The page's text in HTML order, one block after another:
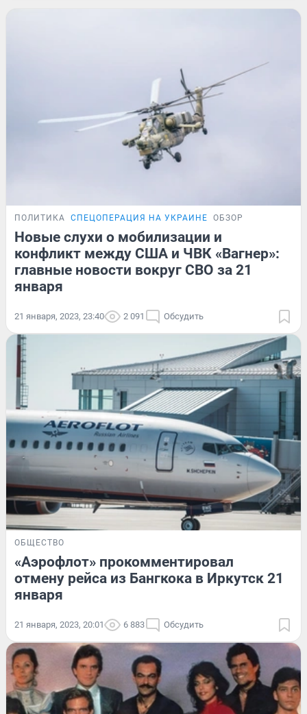
ПОЛИТИКА СПЕЦОПЕРАЦИЯ НА УКРАИНЕ ОБЗОР
Новые слухи о мобилизации и
конфликт между США и ЧВК «Вагнер»:
главные новости вокруг СВО за 21
января
21 января, 2023, 23:40 2 091 Обсудить
ОБЩЕСТВО
«Аэрофлот» прокомментировал
отмену рейса из Бангкока в Иркутск 21
января
21 января, 2023, 20:01 6 883 Обсудить